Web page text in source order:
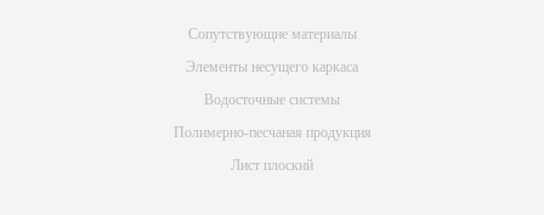
Сопутствующие материалы
Элементы несущего каркаса
Водосточные системы
Полимерно-песчаная продукция
Лист плоский